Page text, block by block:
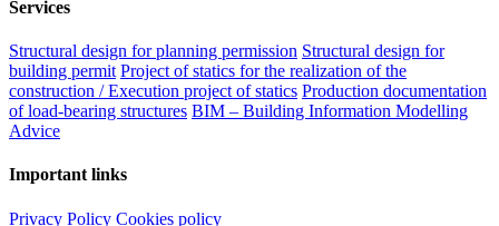
Services
Structural design for planning permission Structural design for
building permit Project of statics for the realization of the
construction / Execution project of statics Production documentation
of load-bearing structures BIM – Building Information Modelling
Advice
Important links
Privacy Policy Cookies policy